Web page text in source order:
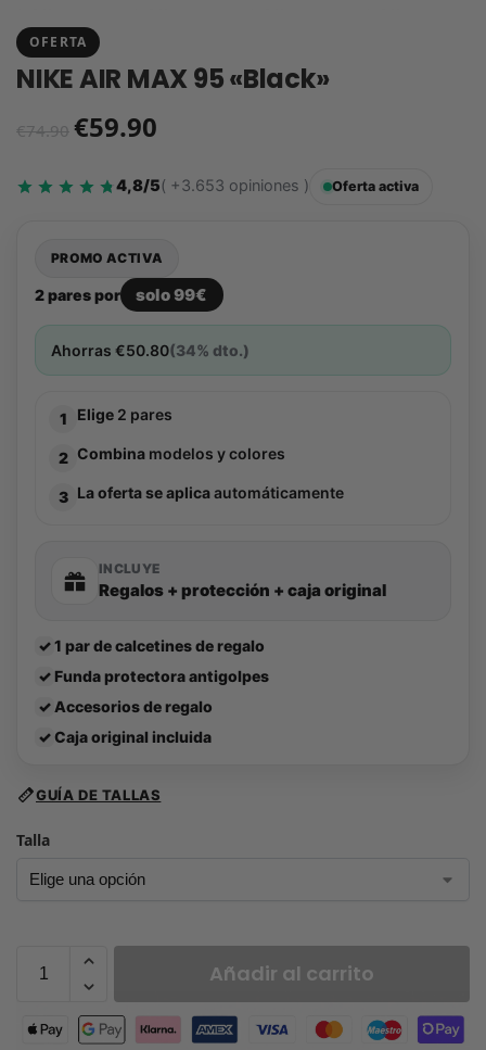
OFERTA
NIKE AIR MAX 95 «Black»
€74.90 €59.90
4,8/5( +3.653 opiniones ) Oferta activa
PROMO ACTIVA
2 pares por solo 99€
Ahorras €50.80(34% dto.)
1 Elige 2 pares
2 Combina modelos y colores
3 La oferta se aplicaautomáticamente
INCLUYE
Regalos + protección + caja original
✓1 par de calcetines de regalo
✓ Funda protectora antigolpes
✓ Accesorios de regalo
✓Caja original incluida
GUÍA DE TALLAS
Talla
Añadir al carrito